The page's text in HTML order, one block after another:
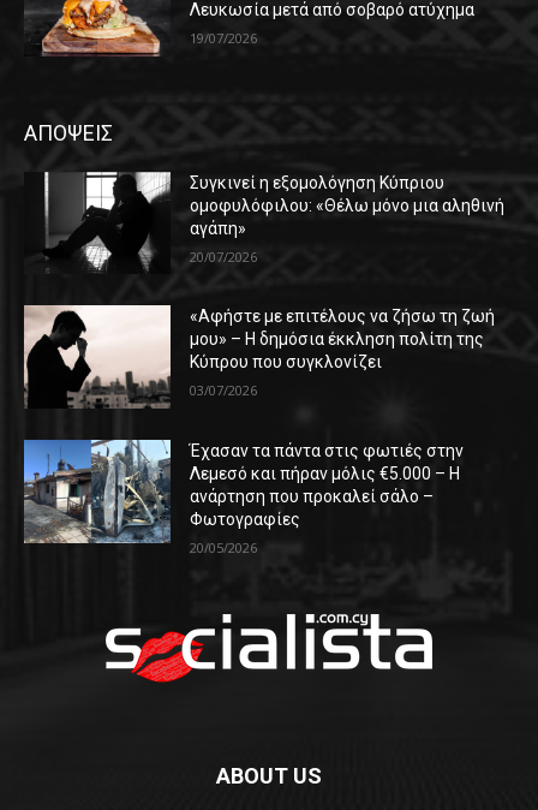
Λευκωσία μετά από σοβαρό ατύχημα
19/07/2026
ΑΠΟΨΕΙΣ
Συγκινεί η εξομολόγηση Κύπριου
ομοφυλόφιλου: «Θέλω μόνο μια αληθινή
αγάπη»
20/07/2026
«Αφήστε με επιτέλους να ζήσω τη ζωή
μου» – Η δημόσια έκκληση πολίτη της
Κύπρου που συγκλονίζει
03/07/2026
Έχασαν τα πάντα στις φωτιές στην
Λεμεσό και πήραν μόλις €5.000 – Η
ανάρτηση που προκαλεί σάλο –
Φωτογραφίες
20/05/2026
ABOUT US